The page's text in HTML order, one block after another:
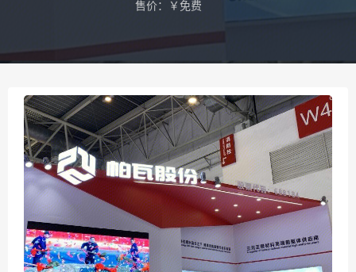
售价：￥免费